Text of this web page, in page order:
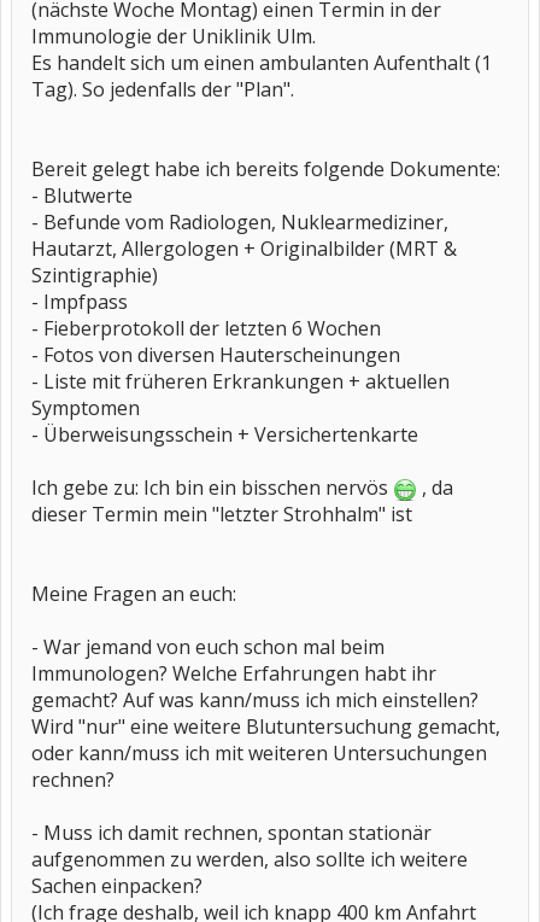
(nächste Woche Montag) einen Termin in der
Immunologie der Uniklinik Ulm.
Es handelt sich um einen ambulanten Aufenthalt (1
Tag). So jedenfalls der "Plan".
Bereit gelegt habe ich bereits folgende Dokumente:
- Blutwerte
- Befunde vom Radiologen, Nuklearmediziner,
Hautarzt, Allergologen + Originalbilder (MRT &
Szintigraphie)
- Impfpass
- Fieberprotokoll der letzten 6 Wochen
- Fotos von diversen Hauterscheinungen
- Liste mit früheren Erkrankungen + aktuellen
Symptomen
- Überweisungsschein + Versichertenkarte
Ich gebe zu: Ich bin ein bisschen nervös
, da
dieser Termin mein "letzter Strohhalm" ist
Meine Fragen an euch:
- War jemand von euch schon mal beim
Immunologen? Welche Erfahrungen habt ihr
gemacht? Auf was kann/muss ich mich einstellen?
Wird "nur" eine weitere Blutuntersuchung gemacht,
oder kann/muss ich mit weiteren Untersuchungen
rechnen?
- Muss ich damit rechnen, spontan stationär
aufgenommen zu werden, also sollte ich weitere
Sachen einpacken?
(Ich frage deshalb, weil ich knapp 400 km Anfahrt